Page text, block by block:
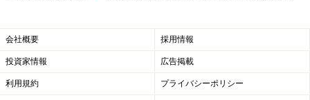
会社概要 採用情報
投資家情報 広告掲載
利用規約 プライバシーポリシー